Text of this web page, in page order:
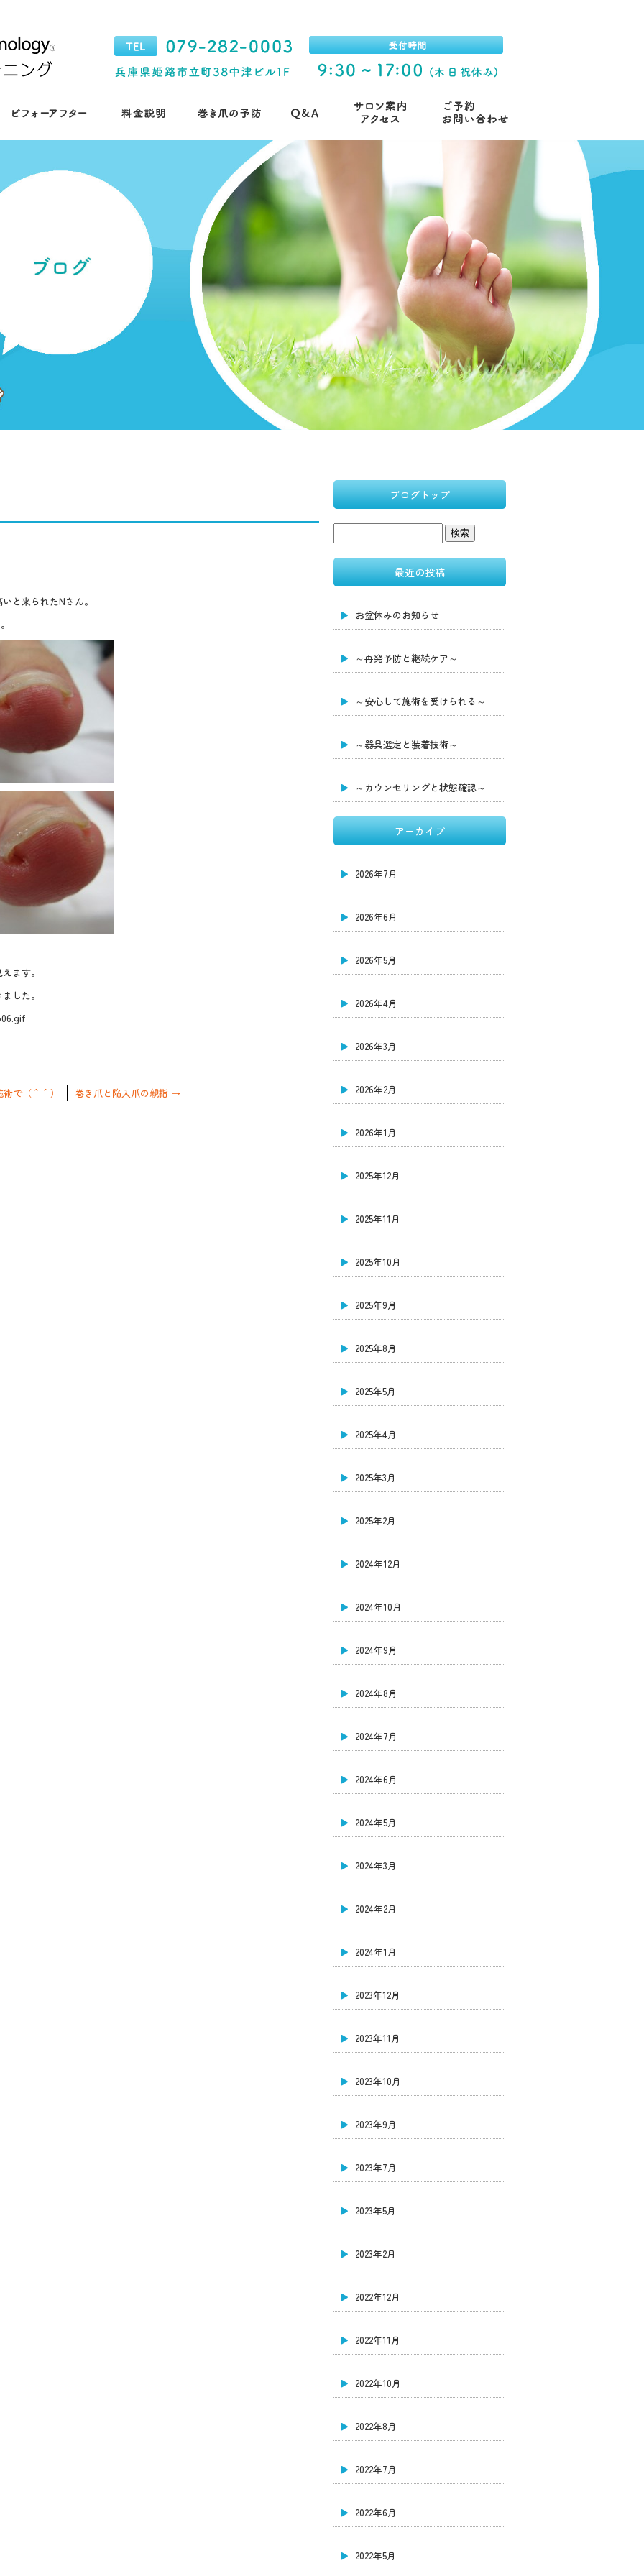
と来られたNさん。
ます。
した。
で（＾＾） 巻き爪と陥入爪の親指 →
ブログトップ
最近の投稿
お盆休みのお知らせ
～再発予防と継続ケア～
～安心して施術を受けられる～
～器具選定と装着技術～
～カウンセリングと状態確認～
アーカイブ
2026年7月
2026年6月
2026年5月
2026年4月
2026年3月
2026年2月
2026年1月
2025年12月
2025年11月
2025年10月
2025年9月
2025年8月
2025年5月
2025年4月
2025年3月
2025年2月
2024年12月
2024年10月
2024年9月
2024年8月
2024年7月
2024年6月
2024年5月
2024年3月
2024年2月
2024年1月
2023年12月
2023年11月
2023年10月
2023年9月
2023年7月
2023年5月
2023年2月
2022年12月
2022年11月
2022年10月
2022年8月
2022年7月
2022年6月
2022年5月